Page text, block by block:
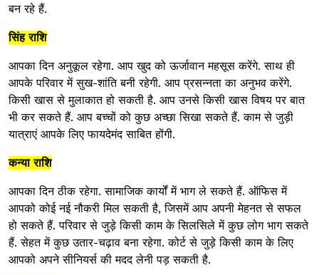
बन रहे हैं.
सिंह राशि
आपका दिन अनुकूल रहेगा. आप खुद को ऊर्जावान महसूस करेंगे. साथ ही
आपके परिवार में सुख-शांति बनी रहेगी. आप प्रसन्नता का अनुभव करेंगे.
किसी खास से मुलाकात हो सकती है. आप उनसे किसी खास विषय पर बात
भी कर सकते हैं. आप बच्चों को कुछ अच्छा सिखा सकते हैं. काम से जुड़ी
यात्राएं आपके लिए फायदेमंद साबित होंगी.
कन्या राशि
आपका दिन ठीक रहेगा. सामाजिक कार्यों में भाग ले सकते हैं. ऑफिस में
आपको कोई नई नौकरी मिल सकती है, जिसमें आप अपनी मेहनत से सफल
हो सकते हैं. परिवार से जुड़े किसी काम के सिलसिले में कुछ लोग भाग सकते
हैं. सेहत में कुछ उतार-चढ़ाव बना रहेगा. कोर्ट से जुड़े किसी काम के लिए
आपको अपने सीनियर्स की मदद लेनी पड़ सकती है.